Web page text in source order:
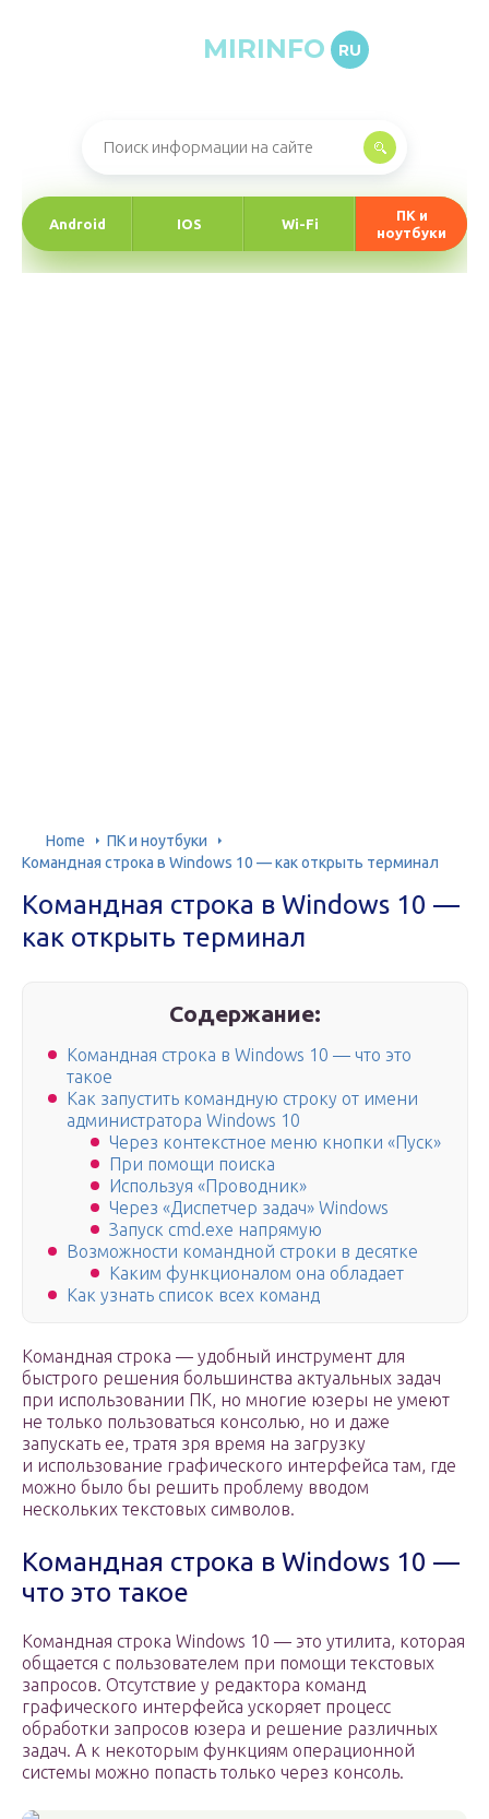
MIRINFO RU
Android IOS Wi-Fi
ПК и
ноутбуки
Home
ПК и ноутбуки
Командная строка в Windows 10 — как открыть терминал
Командная строка в Windows 10 —
как открыть терминал
Содержание:
Командная строка в Windows 10 — что это
такое
Как запустить командную строку от имени
администратора Windows 10
Через контекстное меню кнопки «Пуск»
При помощи поиска
Используя «Проводник»
Через «Диспетчер задач» Windows
Запуск cmd.exe напрямую
Возможности командной строки в десятке
Каким функционалом она обладает
Как узнать список всех команд
Командная строка — удобный инструмент для
быстрого решения большинства актуальных задач
при использовании ПК, но многие юзеры не умеют
не только пользоваться консолью, но и даже
запускать ее, тратя зря время на загрузку
и использование графического интерфейса там, где
можно было бы решить проблему вводом
нескольких текстовых символов.
Командная строка в Windows 10 —
что это такое
Командная строка Windows 10 — это утилита, которая
общается с пользователем при помощи текстовых
запросов. Отсутствие у редактора команд
графического интерфейса ускоряет процесс
обработки запросов юзера и решение различных
задач. А к некоторым функциям операционной
системы можно попасть только через консоль.